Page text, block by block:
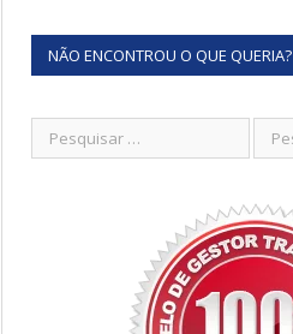
NÃO ENCONTROU O QUE QUERIA?